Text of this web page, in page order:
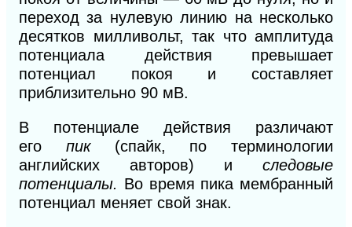
переход за нулевую линию на несколько
десятков милливольт, так что амплитуда
потенциала действия превышает
потенциал покоя и составляет
приблизительно 90 мВ.
В потенциале действия различают
его пик (спайк, по терминологии
английских авторов) и следовые
потенциалы. Во время пика мембранный
потенциал меняет свой знак.